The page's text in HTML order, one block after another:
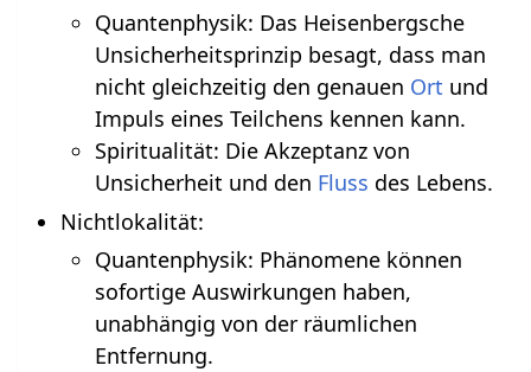
Quantenphysik: Das Heisenbergsche
Unsicherheitsprinzip besagt, dass man
nicht gleichzeitig den genauen Ort und
Impuls eines Teilchens kennen kann.
Spiritualität: Die Akzeptanz von
Unsicherheit und den Fluss des Lebens.
Nichtlokalität:
Quantenphysik: Phänomene können
sofortige Auswirkungen haben,
unabhängig von der räumlichen
Entfernung.